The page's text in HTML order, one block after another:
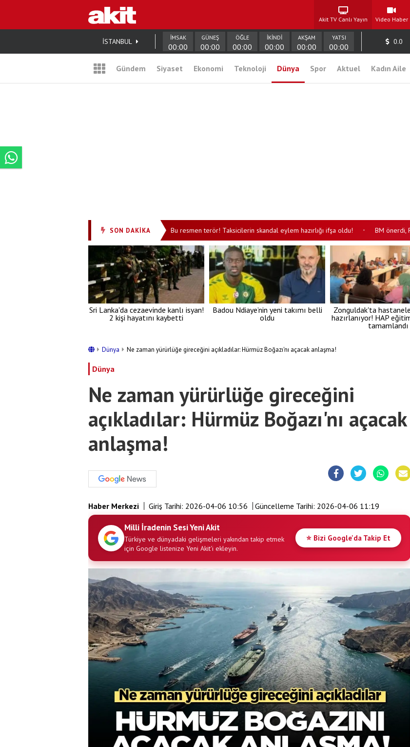
Akit TV Canlı Yayın Video Haber
İSTANBUL İMSAK
00:00
GÜNEŞ
00:00
ÖĞLE
00:00
İKİNDİ
00:00
AKŞAM
00:00
YATSI
00:00
0.0
Gündem Siyaset Ekonomi Teknoloji Dünya Spor Aktuel Kadın Aile
SON DAKİKA
ve sessiz dönüş" modeli devreye giriyor • Bu resmen terör! Taksicilerin skandal eylem hazırlığı ifşa oldu! • BM önerdi, Rum
Sri Lanka'da cezaevinde kanlı isyan!
2 kişi hayatını kaybetti
Badou Ndiaye’nin yeni takımı belli
oldu
Zonguldak'ta
hazırlanıyor! HAP
tamamlandı
Dünya Ne zaman yürürlüğe gireceğini açıkladılar: Hürmüz Boğazı'nı açacak anlaşma!
Dünya
Ne zaman yürürlüğe gireceğini
açıkladılar: Hürmüz Boğazı'nı açacak
anlaşma!
Haber Merkezi Giriş Tarihi: 2026-04-06 10:56 Güncelleme Tarihi: 2026-04-06 11:19
Milli İradenin Sesi Yeni Akit
Türkiye ve dünyadaki gelişmeleri yakından takip etmek
için Google listenize Yeni Akit'i ekleyin.
⭐ Bizi Google'da Takip Et